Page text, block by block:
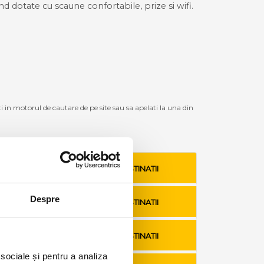
Despre
și pentru a analiza
dotate cu scaune confortabile, prize si wifi.
motorul de cautare de pe site sau sa apelati la una din
VEZI TARIFE SI DESTINATII
VEZI TARIFE SI DESTINATII
VEZI TARIFE SI DESTINATII